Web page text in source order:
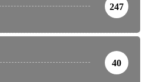
247
40